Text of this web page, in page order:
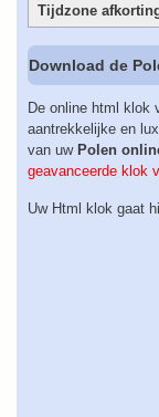
Tijdzone
Download de
De online html klok
aantrekkelijke en
van uw Polen
geavanceerde klok
Uw Html klok gaat